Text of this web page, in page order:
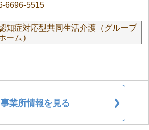
6696-5515
知症対応型共同生活介護（グループ
ーム）
事業所情報を見る